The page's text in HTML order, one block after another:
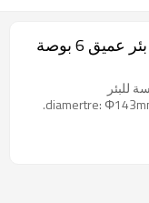
7.5hp 380v ارتفاع تدفق بئر عميق 6 بوصة
1. اعتماد معيار نيما 2. أقصى diamertre: Φ143mm 3.